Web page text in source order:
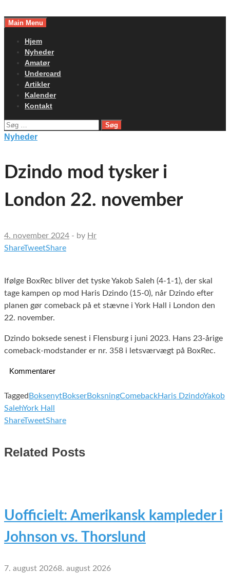
toMain Menu
Hjem
Nyheder
Amatør
Undercard
Artikler
Kalender
Kontakt
Søg
efter:
Nyheder
Dzindo mod tysker i
London 22. november
4. november 2024 - by Hr
ShareTweetShare
Ifølge BoxRec bliver det tyske Yakob Saleh (4-1-1), der skal
tage kampen op mod Haris Dzindo (15-0), når Dzindo efter
planen gør comeback på et stævne i York Hall i London den
22. november.
Dzindo boksede senest i Flensburg i juni 2023. Hans 23-årige
comeback-modstander er nr. 358 i letsværvægt på BoxRec.
Kommentarer
Tagged BoksenytBokserBoksningComebackHaris DzindoYakob
SalehYork Hall
ShareTweetShare
Related Posts
Uofficielt: Amerikansk kampleder i
Johnson vs. Thorslund
7. august 20268. august 2026